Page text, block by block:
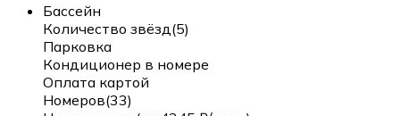
Бассейн
Количество звёзд(5)
Парковка
Кондиционер в номере
Оплата картой
Номеров(33)